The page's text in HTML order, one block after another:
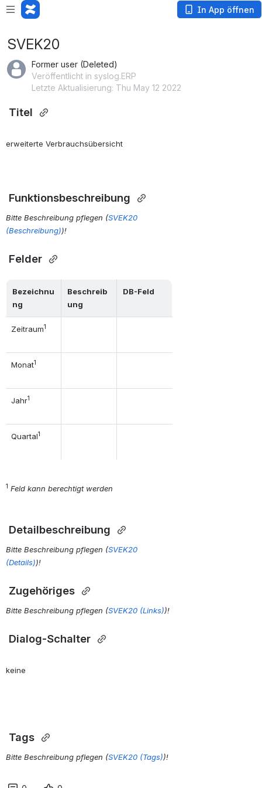
In App öffnen
SVEK20
Former user (Deleted)
Veröffentlicht in syslog.ERP
Letzte Aktualisierung: Thu May 12 2022
Titel
erweiterte Verbrauchsübersicht
Funktionsbeschreibung
Bitte Beschreibung pflegen (SVEK20
(Beschreibung))!
Felder
Bezeichnu
ng
Beschreib
ung
DB-Feld
Zeitraum1
Monat1
Jahr1
Quartal1
1 Feld kann berechtigt werden
Detailbeschreibung
Bitte Beschreibung pflegen (SVEK20
(Details))!
Zugehöriges
Bitte Beschreibung pflegen (SVEK20 (Links))!
Dialog-Schalter
Tags
Bitte Beschreibung pflegen (SVEK20 (Tags))!